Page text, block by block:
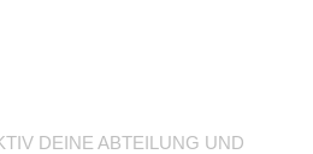
DEINE ABTEILUNG UND